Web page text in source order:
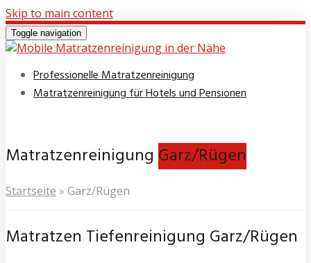
Skip to main content
Toggle navigation
Professionelle Matratzenreinigung
Matratzenreinigung für Hotels und Pensionen
Matratzenreinigung Garz/Rügen
Startseite » Garz/Rügen
Matratzen Tiefenreinigung Garz/Rügen